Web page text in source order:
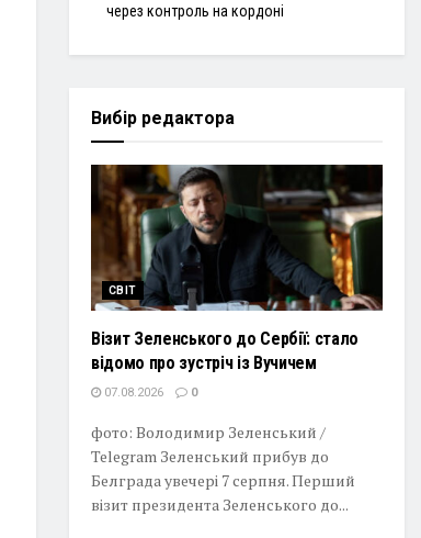
через контроль на кордоні
Вибір редактора
СВІТ
Візит Зеленського до Сербії: стало
відомо про зустріч із Вучичем
07.08.2026 0
фото: Володимир Зеленський /
Telegram Зеленський прибув до
Белграда увечері 7 серпня. Перший
візит президента Зеленського до...